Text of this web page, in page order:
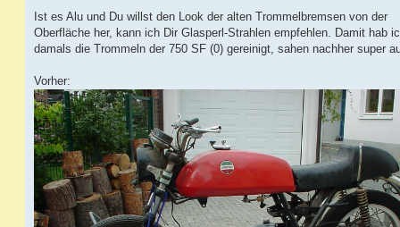
Ist es Alu und Du willst den Look der alten Trommelbremsen von der
Oberfläche her, kann ich Dir Glasperl-Strahlen empfehlen. Damit hab
damals die Trommeln der 750 SF (0) gereinigt, sahen nachher super
Vorher: